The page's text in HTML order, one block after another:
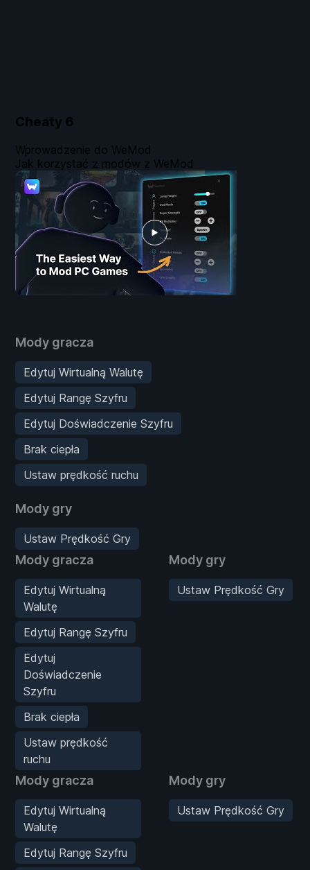
Cheaty 6
Mody gracza
Edytuj Wirtualną Walutę
Edytuj Rangę Szyfru
Edytuj Doświadczenie Szyfru
Brak ciepła
Ustaw prędkość ruchu
Mody gry
Ustaw Prędkość Gry
Mody gracza
Edytuj Wirtualną
Walutę
Edytuj Rangę Szyfru
Edytuj
Doświadczenie
Szyfru
Brak ciepła
Ustaw prędkość
ruchu
Mody gry
Ustaw Prędkość Gry
Mody gracza
Edytuj Wirtualną
Walutę
Edytuj Rangę Szyfru
Mody gry
Ustaw Prędkość Gry
Wprowadzenie do WeMod
Jak korzystać z modów z WeMod